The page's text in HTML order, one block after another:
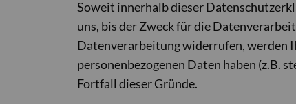
Soweit innerhalb dieser
uns, bis der Zweck für die
Datenverarbeitung widerrufen, werden
personenbezogenen Daten haben (z.B.
Fortfall dieser Gründe.